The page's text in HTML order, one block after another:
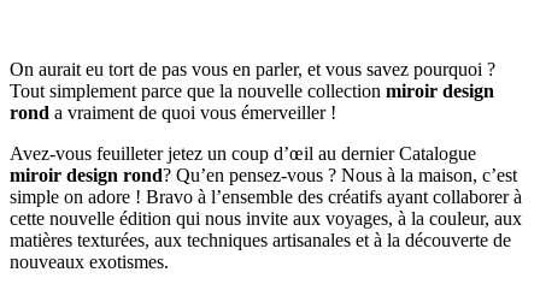
On aurait eu tort de pas vous en parler, et vous savez pourquoi ?
Tout simplement parce que la nouvelle collection miroir design
rond a vraiment de quoi vous émerveiller !
Avez-vous feuilleter jetez un coup d’œil au dernier Catalogue
miroir design rond? Qu’en pensez-vous ? Nous à la maison, c’est
simple on adore ! Bravo à l’ensemble des créatifs ayant collaborer à
cette nouvelle édition qui nous invite aux voyages, à la couleur, aux
matières texturées, aux techniques artisanales et à la découverte de
nouveaux exotismes.